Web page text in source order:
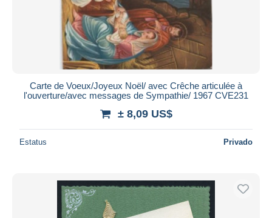
Carte de Voeux/Joyeux Noël/ avec Crêche articulée à
l'ouverture/avec messages de Sympathie/ 1967 CVE231
± 8,09 US$
Estatus Privado